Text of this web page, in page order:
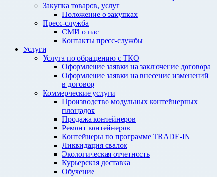
Закупка товаров, услуг
Положение о закупках
Пресс-служба
СМИ о нас
Контакты пресс-службы
Услуги
Услуга по обращению с ТКО
Оформление заявки на заключение договора
Оформление заявки на внесение изменений
в договор
Коммерческие услуги
Производство модульных контейнерных
площадок
Продажа контейнеров
Ремонт контейнеров
Контейнеры по программе TRADE-IN
Ликвидация свалок
Экологическая отчетность
Курьерская доставка
Обучение